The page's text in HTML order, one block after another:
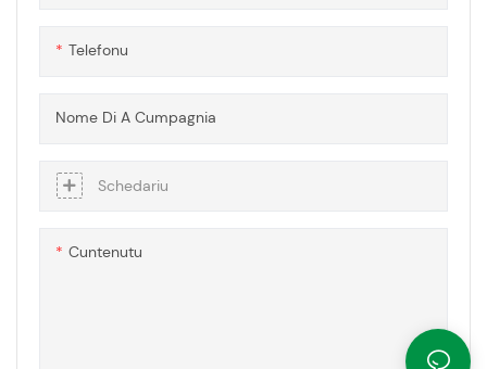
Telefonu
Nome Di A Cumpagnia
Schedariu
Cuntenutu